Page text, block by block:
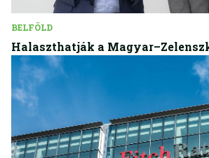
BELFÖLD
Halaszthatják a